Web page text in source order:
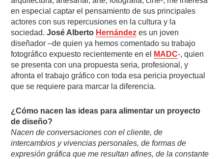
en especial captar el pensamiento de sus principales
actores con sus repercusiones en la cultura y la
sociedad.José Alberto Hernández es un joven
diseñador –de quien ya hemos comentado su trabajo
fotográfico expuesto recientemente en el
MADC-, quien
se presenta con una propuesta seria, profesional, y
afronta el trabajo gráfico con toda esa pericia proyectual
que se requiere para marcar la diferencia.
¿Cómo nacen las ideas para alimentar un proyecto
de diseño?
Nacen de conversaciones con el cliente, de
intercambios y vivencias personales, de formas de
expresión gráfica que me resultan afines, de la constante